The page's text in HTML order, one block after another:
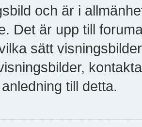
och är i
Det är upp till
sätt
till detta.